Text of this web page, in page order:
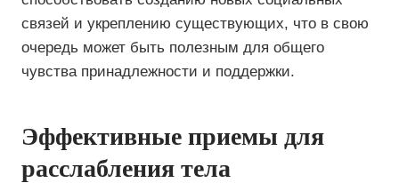
связей и укреплению существующих, что в свою
очередь может быть полезным для общего
чувства принадлежности и поддержки.
Эффективные приемы для
расслабления тела